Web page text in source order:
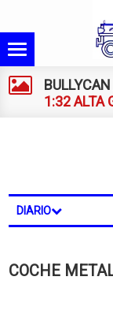
BULLYCAN
1:32 ALTA
DIARIO
COCHE